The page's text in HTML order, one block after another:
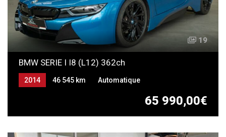
19
BMW SERIE I I8 (L12) 362ch
65 990,00€
2014 46 545 km Automatique